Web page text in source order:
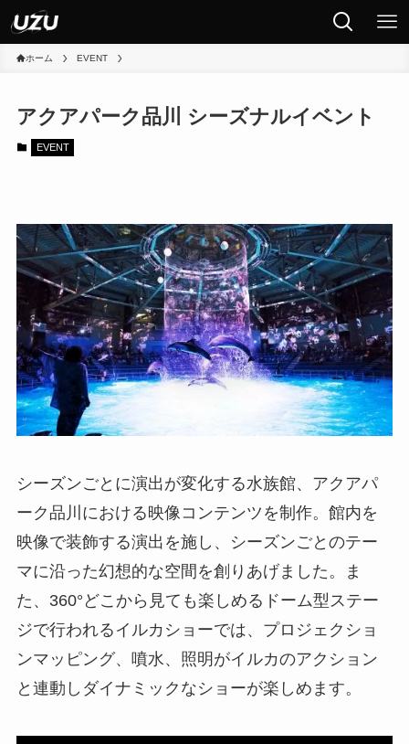
ホーム EVENT
アクアパーク品川 シーズナルイベント
EVENT
シーズンごとに演出が変化する水族館、アクアパ
ーク品川における映像コンテンツを制作。館内を
映像で装飾する演出を施し、シーズンごとのテー
マに沿った幻想的な空間を創りあげました。ま
た、360°どこから見ても楽しめるドーム型ステー
ジで行われるイルカショーでは、プロジェクショ
ンマッピング、噴水、照明がイルカのアクション
と連動しダイナミックなショーが楽しめます。